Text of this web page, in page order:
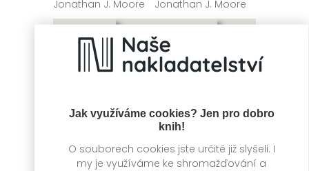
Jak využíváme cookies? Jen pro dobro
knih!
O souborech cookies jste určitě již slyšeli. I
my je využíváme ke shromažďování a
Jonathan J. Moore Jonathan J. Moore